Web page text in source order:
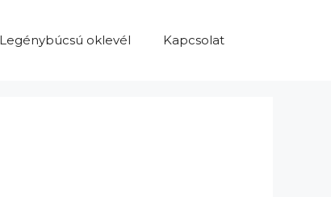
Legénybúcsú oklevél Kapcsolat